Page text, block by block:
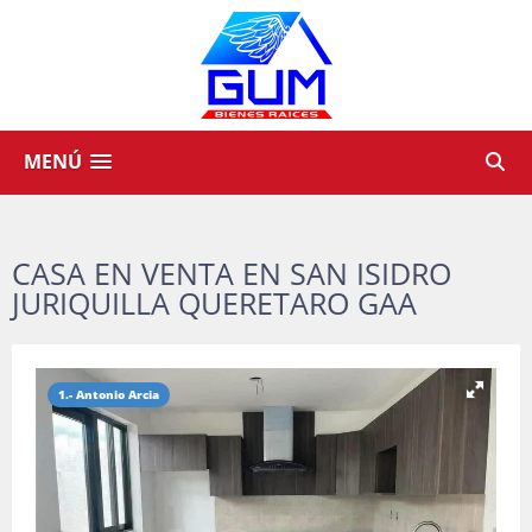
MENÚ
CASA EN VENTA EN SAN ISIDRO
JURIQUILLA QUERETARO GAA
1.- Antonio Arcia